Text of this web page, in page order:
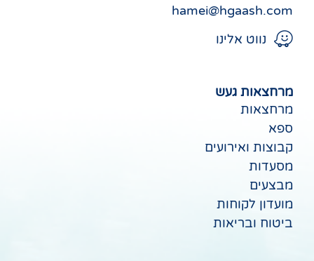
hamei@hgaash.com
נווט אלינו
מרחצאות געש
מרחצאות
ספא
קבוצות ואירועים
מסעדות
מבצעים
מועדון לקוחות
ביטוח ובריאות